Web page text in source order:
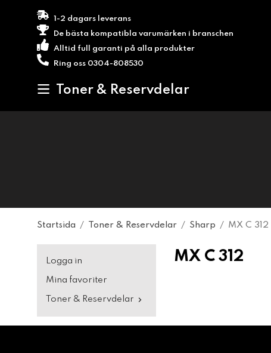
1-2 dagars leverans
De bästa kompatibla varumärken i branschen
Alltid full garanti på alla produkter
Ring oss 0304-808530
Toner & Reservdelar
Startsida / Toner & Reservdelar / Sharp / MX C 312
Logga in
Mina favoriter
Toner & Reservdelar
MX C 312